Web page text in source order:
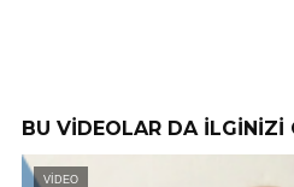
BU VİDEOLAR DA İLGİNİZİ
VİDEO